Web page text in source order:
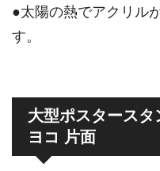
●太陽の熱でアクリル
す。
大型ポスタース
ヨコ 片面